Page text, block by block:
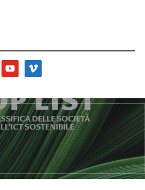
youtube vimeo